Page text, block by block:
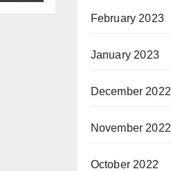
February 2023
January 2023
December 2022
November 2022
October 2022